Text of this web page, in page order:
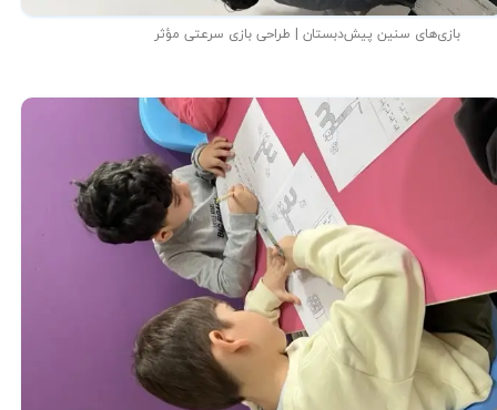
بازی‌های سنین پیش‌دبستان | طراحی بازی سرعتی مؤثر